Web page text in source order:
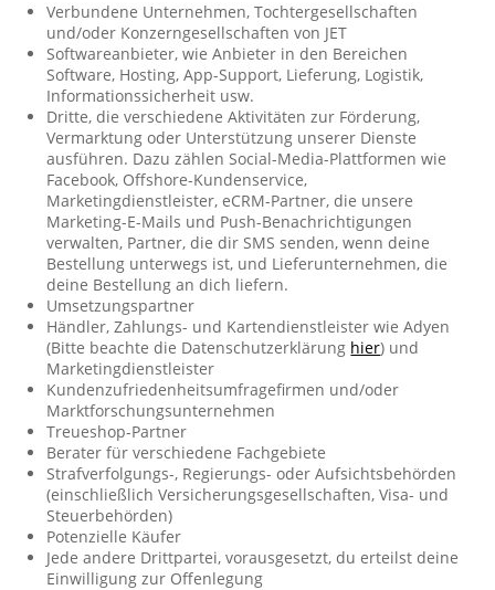
Verbundene Unternehmen, Tochtergesellschaften
und/oder Konzerngesellschaften von JET
Softwareanbieter, wie Anbieter in den Bereichen
Software, Hosting, App-Support, Lieferung, Logistik,
Informationssicherheit usw.
Dritte, die verschiedene Aktivitäten zur Förderung,
Vermarktung oder Unterstützung unserer Dienste
ausführen. Dazu zählen Social-Media-Plattformen wie
Facebook, Offshore-Kundenservice,
Marketingdienstleister, eCRM-Partner, die unsere
Marketing-E-Mails und Push-Benachrichtigungen
verwalten, Partner, die dir SMS senden, wenn deine
Bestellung unterwegs ist, und Lieferunternehmen, die
deine Bestellung an dich liefern.
Umsetzungspartner
Händler, Zahlungs- und Kartendienstleister wie Adyen
(Bitte beachte die Datenschutzerklärung hier) und
Marketingdienstleister
Kundenzufriedenheitsumfragefirmen und/oder
Marktforschungsunternehmen
Treueshop-Partner
Berater für verschiedene Fachgebiete
Strafverfolgungs-, Regierungs- oder Aufsichtsbehörden
(einschließlich Versicherungsgesellschaften, Visa- und
Steuerbehörden)
Potenzielle Käufer
Jede andere Drittpartei, vorausgesetzt, du erteilst deine
Einwilligung zur Offenlegung